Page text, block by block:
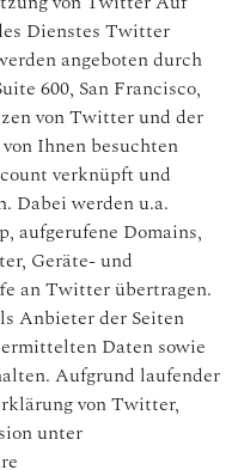
Dienstes Twitter
angeboten durch
600, San Francisco,
von Twitter und der
Ihnen besuchten
verknüpft und
Dabei werden u.a.
aufgerufene Domains,
Geräte- und
an Twitter übertragen.
Anbieter der Seiten
Daten sowie
Aufgrund laufender
von Twitter,
unter